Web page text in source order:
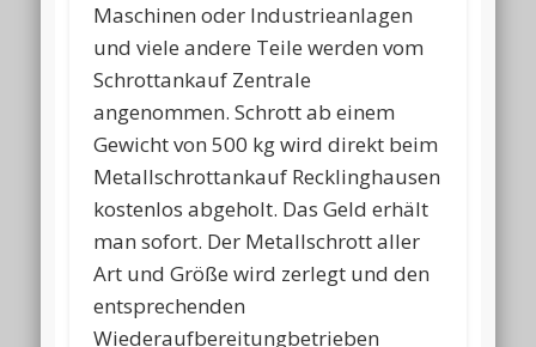
Maschinen oder Industrieanlagen
und viele andere Teile werden vom
Schrottankauf Zentrale
angenommen. Schrott ab einem
Gewicht von 500 kg wird direkt beim
Metallschrottankauf Recklinghausen
kostenlos abgeholt. Das Geld erhält
man sofort. Der Metallschrott aller
Art und Größe wird zerlegt und den
entsprechenden
Wiederaufbereitungbetrieben